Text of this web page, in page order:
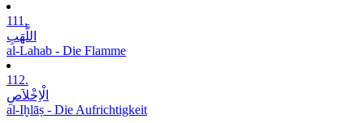
111.
اللَّھَبِ
al-Lahab - Die Flamme
112.
الْاِخْلاَصِ
al-Iḫlāṣ - Die Aufrichtigkeit